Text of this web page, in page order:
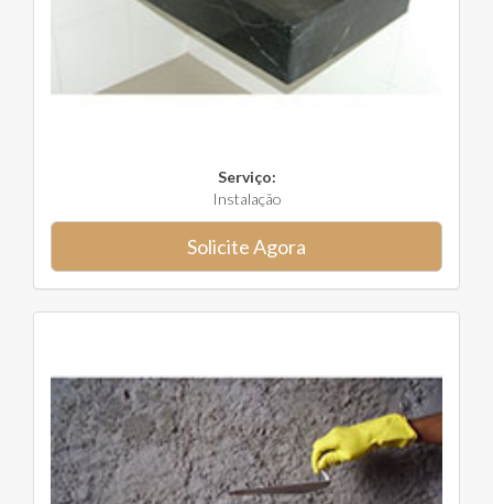
Serviço:
Instalação
Solicite Agora